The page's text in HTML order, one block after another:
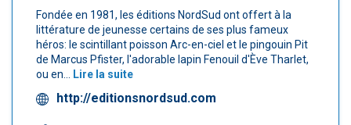
Fondée en 1981, les éditions NordSud ont offert à la
littérature de jeunesse certains de ses plus fameux
héros: le scintillant poisson Arc-en-ciel et le pingouin Pit
de Marcus Pfister, l'adorable lapin Fenouil d'Ève Tharlet,
ou en... Lire la suite
http://editionsnordsud.com